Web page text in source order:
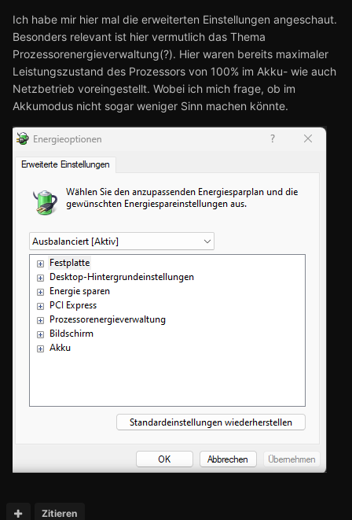
Ich habe mir hier mal die erweiterten Einstellungen angeschaut.
Besonders relevant ist hier vermutlich das Thema
Prozessorenergieverwaltung(?). Hier waren bereits maximaler
Leistungszustand des Prozessors von 100% im Akku- wie auch
Netzbetrieb voreingestellt. Wobei ich mich frage, ob im
Akkumodus nicht sogar weniger Sinn machen könnte.
Zitieren